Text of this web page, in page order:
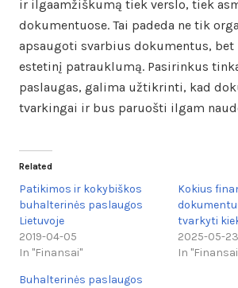
ir ilgaamžiškumą tiek verslo, tiek
dokumentuose. Tai padeda ne tik
apsaugoti svarbius dokumentus,
estetinį patrauklumą. Pasirinkus
paslaugas, galima užtikrinti, kad
tvarkingai ir bus paruošti ilgam
Related
Patikimos ir kokybiškos
buhalterinės paslaugos
Lietuvoje
2019-04-05
In "Finansai"
Kokius
tvarkyti
2025-05-23
In
Buhalterinės paslaugos